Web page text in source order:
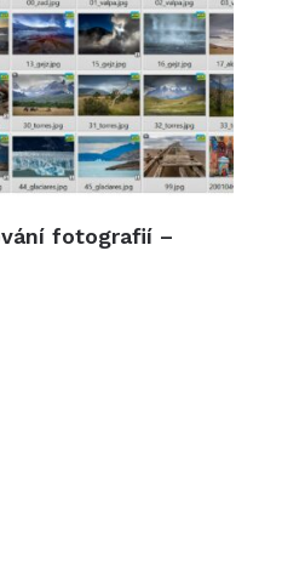
fotografií –